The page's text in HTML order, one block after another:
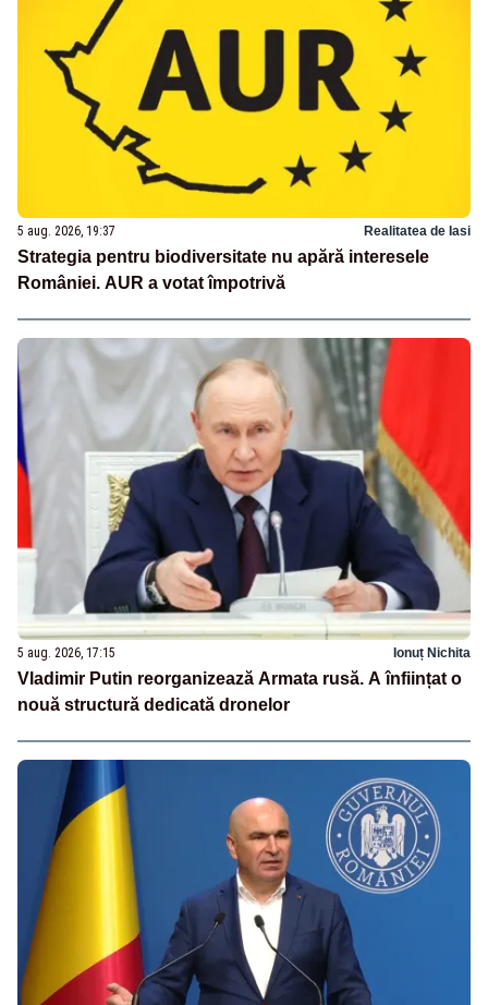
5 aug. 2026, 19:37 Realitatea de Iasi
Strategia pentru biodiversitate nu apără interesele
României. AUR a votat împotrivă
5 aug. 2026, 17:15 Ionuț Nichita
Vladimir Putin reorganizează Armata rusă. A înființat o
nouă structură dedicată dronelor